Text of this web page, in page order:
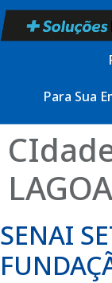
Para Sua
SENAI